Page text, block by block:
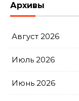
Архивы
Август 2026
Июль 2026
Июнь 2026